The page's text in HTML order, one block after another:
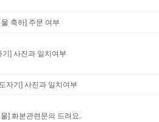
축하] 주문 여부
기] 사진과 일치여부
자기] 사진과 일치여부
] 화분관련문의 드려요.